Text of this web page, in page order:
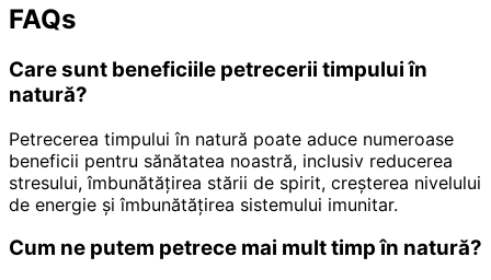
FAQs
Care sunt beneficiile petrecerii timpului în
natură?
Petrecerea timpului în natură poate aduce numeroase
beneficii pentru sănătatea noastră, inclusiv reducerea
stresului, îmbunătățirea stării de spirit, creșterea nivelului
de energie și îmbunătățirea sistemului imunitar.
Cum ne putem petrece mai mult timp în natură?